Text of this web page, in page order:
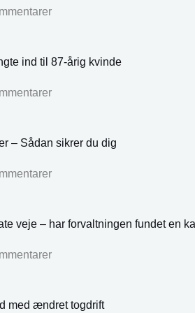
ind til 87-årig kvinde
– Sådan sikrer du dig
veje – har forvaltningen fundet en
med ændret togdrift